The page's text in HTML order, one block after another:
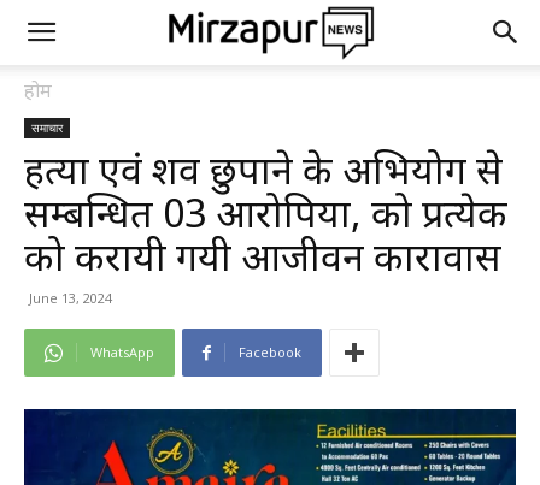
होम
समाचार
हत्या एवं शव छुपाने के अभियोग से
सम्बन्धित 03 आरोपियों, को प्रत्येक
को करायी गयी आजीवन कारावास
June 13, 2024
WhatsApp Facebook